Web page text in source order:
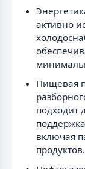
активно
Пищевая
подходит
включая
продуктов.